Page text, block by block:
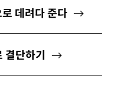
데려다 준다
결단하기